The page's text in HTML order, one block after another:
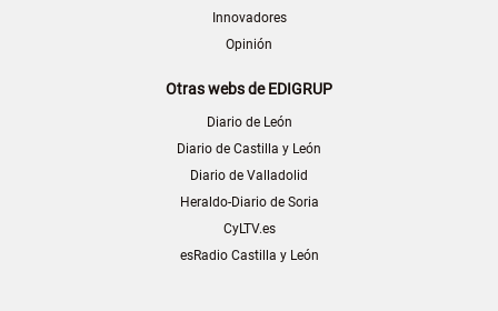
Innovadores
Opinión
Otras webs de EDIGRUP
Diario de León
Diario de Castilla y León
Diario de Valladolid
Heraldo-Diario de Soria
CyLTV.es
esRadio Castilla y León